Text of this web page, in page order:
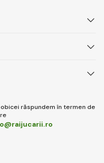
răspundem în termen de